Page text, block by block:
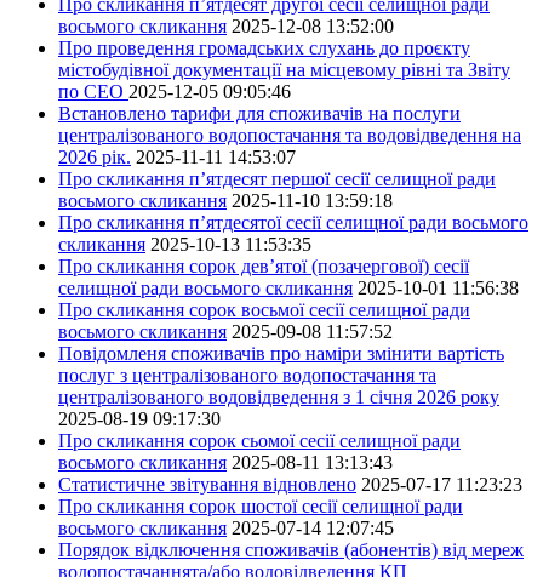
восьмого скликання 2025-12-08 13:52:00
Про проведення громадських слухань до проєкту
містобудівної документації на місцевому рівні та Звіту
по СЕО 2025-12-05 09:05:46
Встановлено тарифи для споживачів на послуги
централізованого водопостачання та водовідведення на
2026 рік. 2025-11-11 14:53:07
Про скликання п’ятдесят першої сесії селищної ради
восьмого скликання 2025-11-10 13:59:18
Про скликання п’ятдесятої сесії селищної ради восьмого
скликання 2025-10-13 11:53:35
Про скликання сорок дев’ятої (позачергової) сесії
селищної ради восьмого скликання 2025-10-01 11:56:38
Про скликання сорок восьмої сесії селищної ради
восьмого скликання 2025-09-08 11:57:52
Повідомленя споживачів про наміри змінити вартість
послуг з централізованого водопостачання та
централізованого водовідведення з 1 січня 2026 року
2025-08-19 09:17:30
Про скликання сорок сьомої сесії селищної ради
восьмого скликання 2025-08-11 13:13:43
Статистичне звітування відновлено 2025-07-17 11:23:23
Про скликання сорок шостої сесії селищної ради
восьмого скликання 2025-07-14 12:07:45
Порядок відключення споживачів (абонентів) від мереж
водопостачаннята/або водовідведення КП